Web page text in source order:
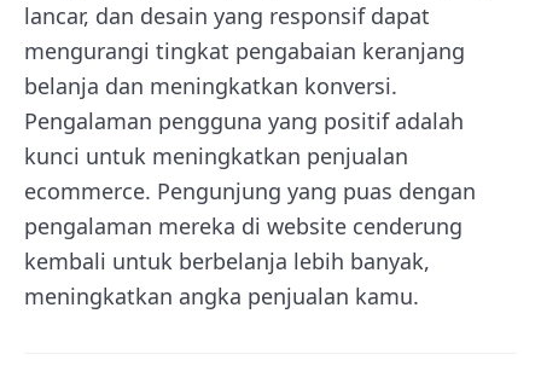
lancar, dan desain yang responsif dapat
mengurangi tingkat pengabaian keranjang
belanja dan meningkatkan konversi.
Pengalaman pengguna yang positif adalah
kunci untuk meningkatkan penjualan
ecommerce. Pengunjung yang puas dengan
pengalaman mereka di website cenderung
kembali untuk berbelanja lebih banyak,
meningkatkan angka penjualan kamu.